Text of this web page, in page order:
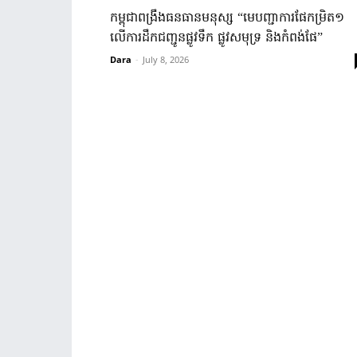
កម្ពុជា​ពង្រឹង​ធនធាន​មនុស្ស​ “មេបញ្ជាការ​ផែ​កម្រិត១ ​
លើការ​ដឹកជញ្ជូន​ផ្លូវទឹក​ ផ្លូវសមុទ្រ​ និង​កំពង់ផែ​”
Dara - July 8, 2026